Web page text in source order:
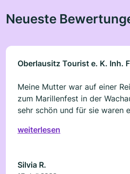
Neueste
Oberlausitz Tourist e. K. Inh.
Meine Mutter war auf einer
zum Marillenfest in der
sehr schön und für sie waren
unfreundliche Art und Weise.
Solche Beträge sollten im
weiterlesen
Silvia R.